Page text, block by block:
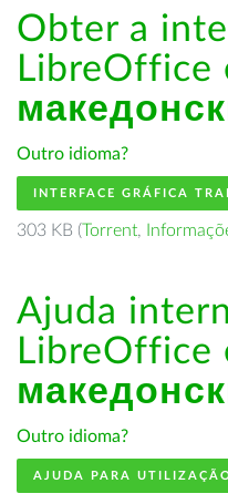
Obter a
LibreOffice
Outro idioma?
INTERFACE GRÁFICA
303 KB (Torrent,
Ajuda
LibreOffice
Outro idioma?
AJUDA PARA